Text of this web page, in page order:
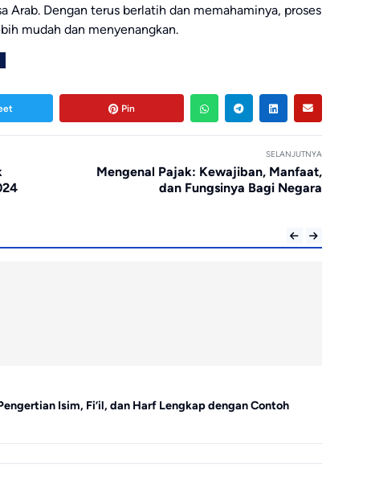
Arab. Dengan terus berlatih dan memahaminya, proses
mudah dan menyenangkan.
Pin
SELANJUTNYA
Mengenal Pajak: Kewajiban, Manfaat,
dan Fungsinya Bagi Negara
Isim, Fi’il, dan Harf Lengkap dengan Contoh